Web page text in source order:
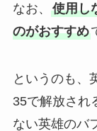
なお、 使用し
のがおすすめ
というのも、
35で解放され
ない英雄のバ